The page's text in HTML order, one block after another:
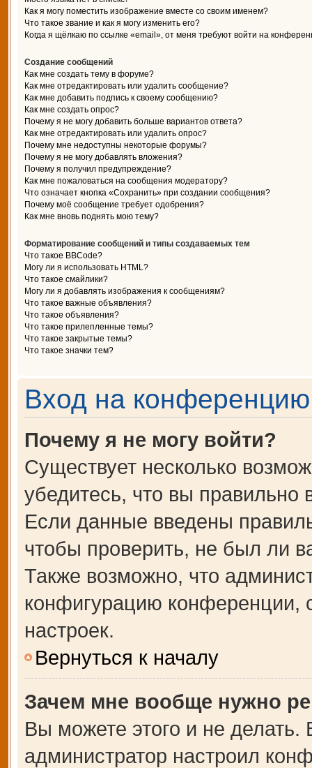
Как я могу поместить изображение вместе со своим именем?
Что такое звание и как я могу изменить его?
Когда я щёлкаю по ссылке «email», от меня требуют войти на
Создание сообщений
Как мне создать тему в форуме?
Как мне отредактировать или удалить сообщение?
Как мне добавить подпись к своему сообщению?
Как мне создать опрос?
Почему я не могу добавить больше вариантов ответа?
Как мне отредактировать или удалить опрос?
Почему мне недоступны некоторые форумы?
Почему я не могу добавлять вложения?
Почему я получил предупреждение?
Как мне пожаловаться на сообщения модератору?
Что означает кнопка «Сохранить» при создании сообщения?
Почему моё сообщение требует одобрения?
Как мне вновь поднять мою тему?
Форматирование сообщений и типы создаваемых тем
Что такое BBCode?
Могу ли я использовать HTML?
Что такое смайлики?
Могу ли я добавлять изображения к сообщениям?
Что такое важные объявления?
Что такое объявления?
Что такое прилепленные темы?
Что такое закрытые темы?
Что такое значки тем?
Вход на конференцию
Почему я не могу войти?
Существует несколько
убедитесь, что вы правильно
Если данные введены
чтобы проверить, не был ли
Также возможно, что
конфигурацию конференции,
настроек.
Вернуться к началу
Зачем мне вообще нужно
Вы можете этого и не делать.
администратор настроил